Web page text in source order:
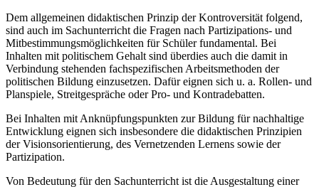
Dem allgemeinen didaktischen Prinzip der Kontroversität folgend,
sind auch im Sachunterricht die Fragen nach Partizipations- und
Mitbestimmungsmöglichkeiten für Schüler fundamental. Bei
Inhalten mit politischem Gehalt sind überdies auch die damit in
Verbindung stehenden fachspezifischen Arbeitsmethoden der
politischen Bildung einzusetzen. Dafür eignen sich u. a. Rollen- und
Planspiele, Streitgespräche oder Pro- und Kontradebatten.
Bei Inhalten mit Anknüpfungspunkten zur Bildung für nachhaltige
Entwicklung eignen sich insbesondere die didaktischen Prinzipien
der Visionsorientierung, des Vernetzenden Lernens sowie der
Partizipation.
Von Bedeutung für den Sachunterricht ist die Ausgestaltung einer